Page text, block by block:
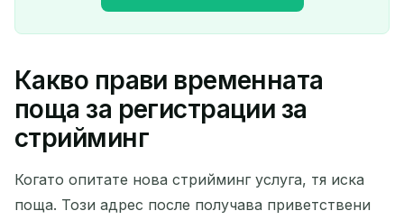
Вашият временен имейл
адрес:
Какво прави временната
поща за регистрации за
стрийминг
Когато опитате нова стрийминг услуга, тя иска
поща. Този адрес после получава приветствени